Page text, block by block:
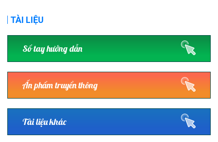
TÀI LIỆU
Sổ tay hướng dẫn
Ấn phẩm truyền thông
Tài liệu khác